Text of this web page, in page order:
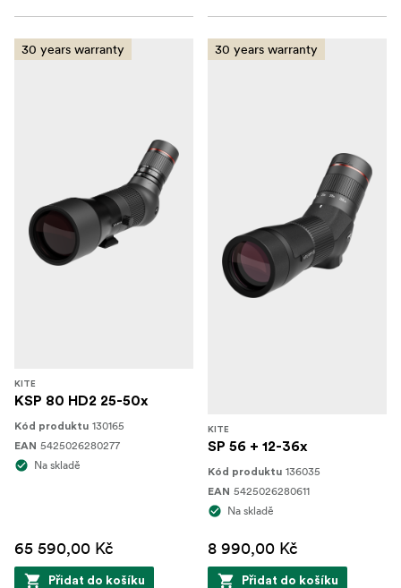
30 years warranty
KITE
KSP 80 HD2 25-50x
Kód produktu 130165
EAN 5425026280277
Na skladě
65 590,00 Kč
Přidat do košíku
30 years warranty
KITE
SP 56 + 12-36x
Kód produktu 136035
EAN 5425026280611
Na skladě
8 990,00 Kč
Přidat do košíku